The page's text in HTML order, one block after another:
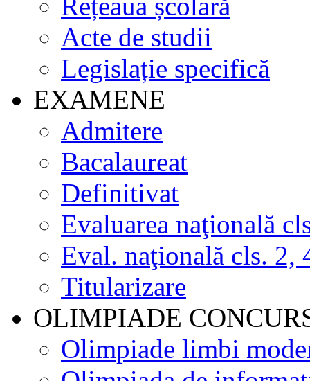
Acte de studii
Legislație specifică
EXAMENE
Admitere
Bacalaureat
Definitivat
Evaluarea naţională
Eval. naţională cls. 2,
Titularizare
OLIMPIADE
Olimpiade limbi